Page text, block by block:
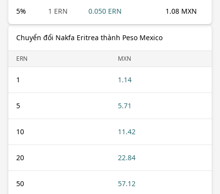
5% 1 ERN 0.050 ERN 1.08 MXN
Chuyển đổi Nakfa Eritrea thành Peso Mexico
ERN MXN
1 1.14
5 5.71
10 11.42
20 22.84
50 57.12